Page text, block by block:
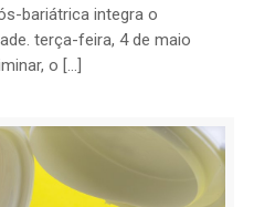
bariátrica integra o
terça-feira, 4 de maio
o […]